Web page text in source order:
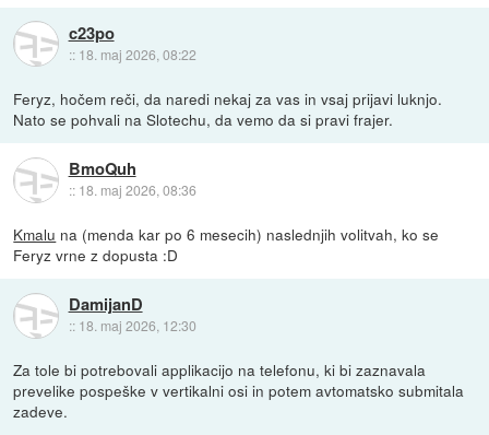
c23po
:: 18. maj 2026, 08:22
Feryz, hočem reči, da naredi nekaj za vas in vsaj prijavi luknjo.
Nato se pohvali na Slotechu, da vemo da si pravi frajer.
BmoQuh
:: 18. maj 2026, 08:36
Kmalu na (menda kar po 6 mesecih) naslednjih volitvah, ko se
Feryz vrne z dopusta :D
DamijanD
:: 18. maj 2026, 12:30
Za tole bi potrebovali applikacijo na telefonu, ki bi zaznavala
prevelike pospeške v vertikalni osi in potem avtomatsko submitala
zadeve.